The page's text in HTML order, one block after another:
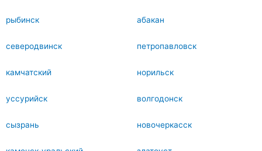
рыбинск абакан
северодвинск петропавловск
камчатский норильск
уссурийск волгодонск
сызрань новочеркасск